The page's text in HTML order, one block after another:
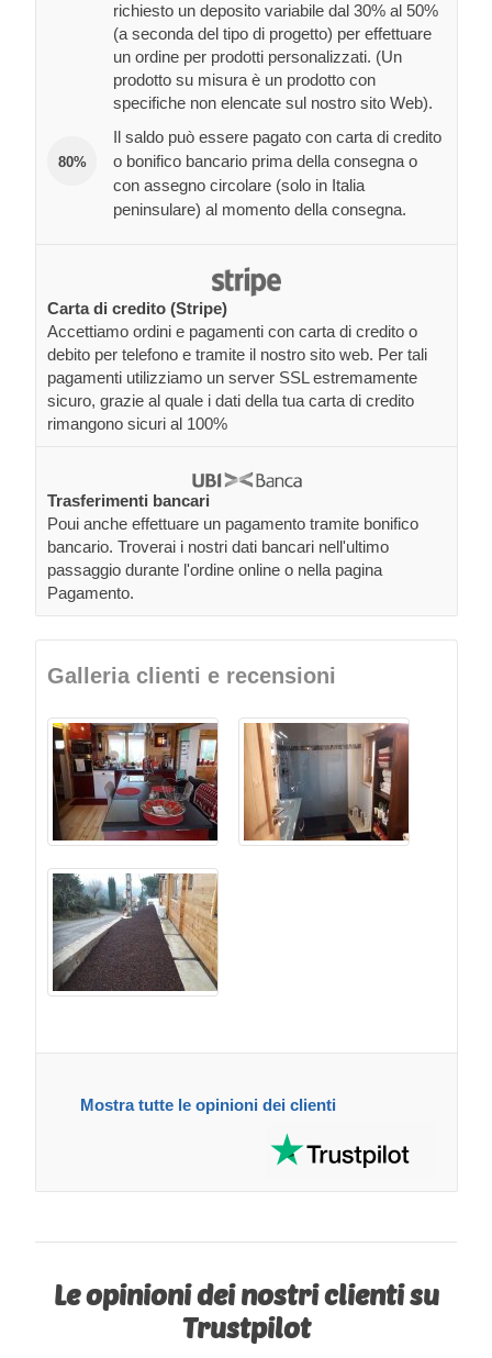
richiesto un deposito variabile dal 30% al 50%
(a seconda del tipo di progetto) per effettuare
un ordine per prodotti personalizzati. (Un
prodotto su misura è un prodotto con
specifiche non elencate sul nostro sito Web).
80%
Il saldo può essere pagato con carta di credito
o bonifico bancario prima della consegna o
con assegno circolare (solo in Italia
peninsulare) al momento della consegna.
Carta di credito (Stripe)
Accettiamo ordini e pagamenti con carta di credito o
debito per telefono e tramite il nostro sito web. Per tali
pagamenti utilizziamo un server SSL estremamente
sicuro, grazie al quale i dati della tua carta di credito
rimangono sicuri al 100%
Trasferimenti bancari
Poui anche effettuare un pagamento tramite bonifico
bancario. Troverai i nostri dati bancari nell'ultimo
passaggio durante l'ordine online o nella pagina
Pagamento.
Galleria clienti e recensioni
Mostra tutte le opinioni dei clienti
Le opinioni dei nostri clienti su
Trustpilot